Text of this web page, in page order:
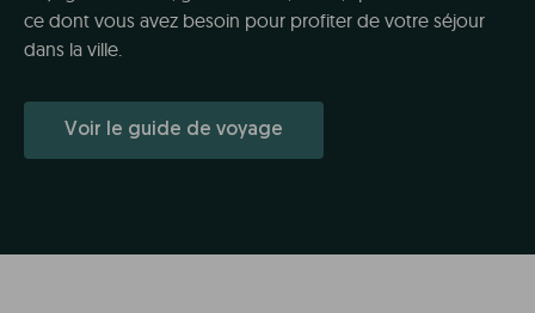
ce dont vous avez besoin pour profiter de votre séjour
dans la ville.
Voir le guide de voyage